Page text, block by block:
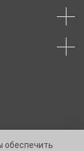
обеспечить